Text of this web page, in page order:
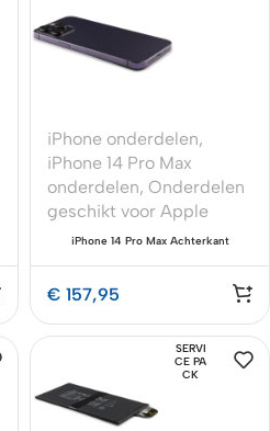
iPhone onderdelen,
iPhone 14 Pro Max
onderdelen, Onderdelen
geschikt voor Apple
iPhone 14 Pro Max Achterkant
€ 157,95
SERVI
CE PA
CK